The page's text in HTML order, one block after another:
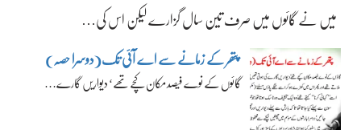
میں نے گائوں میں صرف تین سال گزارے لیکن اس کی…
پتھر کے زمانے سے اے آئی تک(دوسرا حصہ)
گائوں کے نوے فیصد مکان کچے تھے‘ دیواریں گارے…